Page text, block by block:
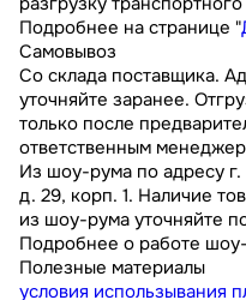
Подробнее на странице "
Самовывоз
Со склада поставщика.
уточняйте заранее.
только после
ответственным
Из шоу-рума по адресу
д. 29, корп. 1. Наличие
из шоу-рума уточняйте
Подробнее о работе
Полезные материалы
условия использывания